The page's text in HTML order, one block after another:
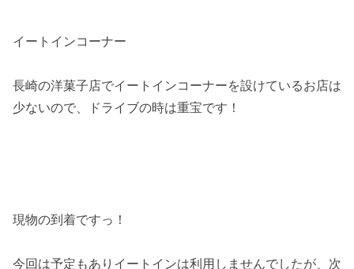
イートインコーナー
長崎の洋菓子店でイートインコーナーを設けているお店は
少ないので、ドライブの時は重宝です！
現物の到着ですっ！
今回は予定もありイートインは利用しませんでしたが、次